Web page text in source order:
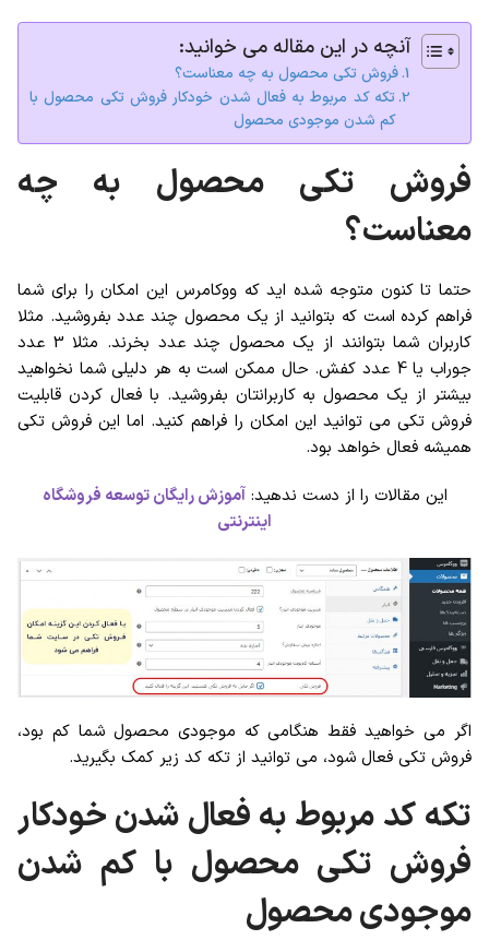
آنچه در این مقاله می خوانید:
فروش تکی محصول به چه معناست؟
تکه کد مربوط به فعال شدن خودکار فروش تکی محصول با
کم شدن موجودی محصول
فروش تکی محصول به چه
معناست؟
حتما تا کنون متوجه شده اید که ووکامرس این امکان را برای شما
فراهم کرده است که بتوانید از یک محصول چند عدد بفروشید. مثلا
کاربران شما بتوانند از یک محصول چند عدد بخرند. مثلا 3 عدد
جوراب یا 4 عدد کفش. حال ممکن است به هر دلیلی شما نخواهید
بیشتر از یک محصول به کاربرانتان بفروشید. با فعال کردن قابلیت
فروش تکی می توانید این امکان را فراهم کنید. اما این فروش تکی
همیشه فعال خواهد بود.
این مقالات را از دست ندهید:آموزش رایگان توسعه فروشگاه
اینترنتی
اگر می خواهید فقط هنگامی که موجودی محصول شما کم بود،
فروش تکی فعال شود، می توانید از تکه کد زیر کمک بگیرید.
تکه کد مربوط به فعال شدن خودکار
فروش تکی محصول با کم شدن
موجودی محصول